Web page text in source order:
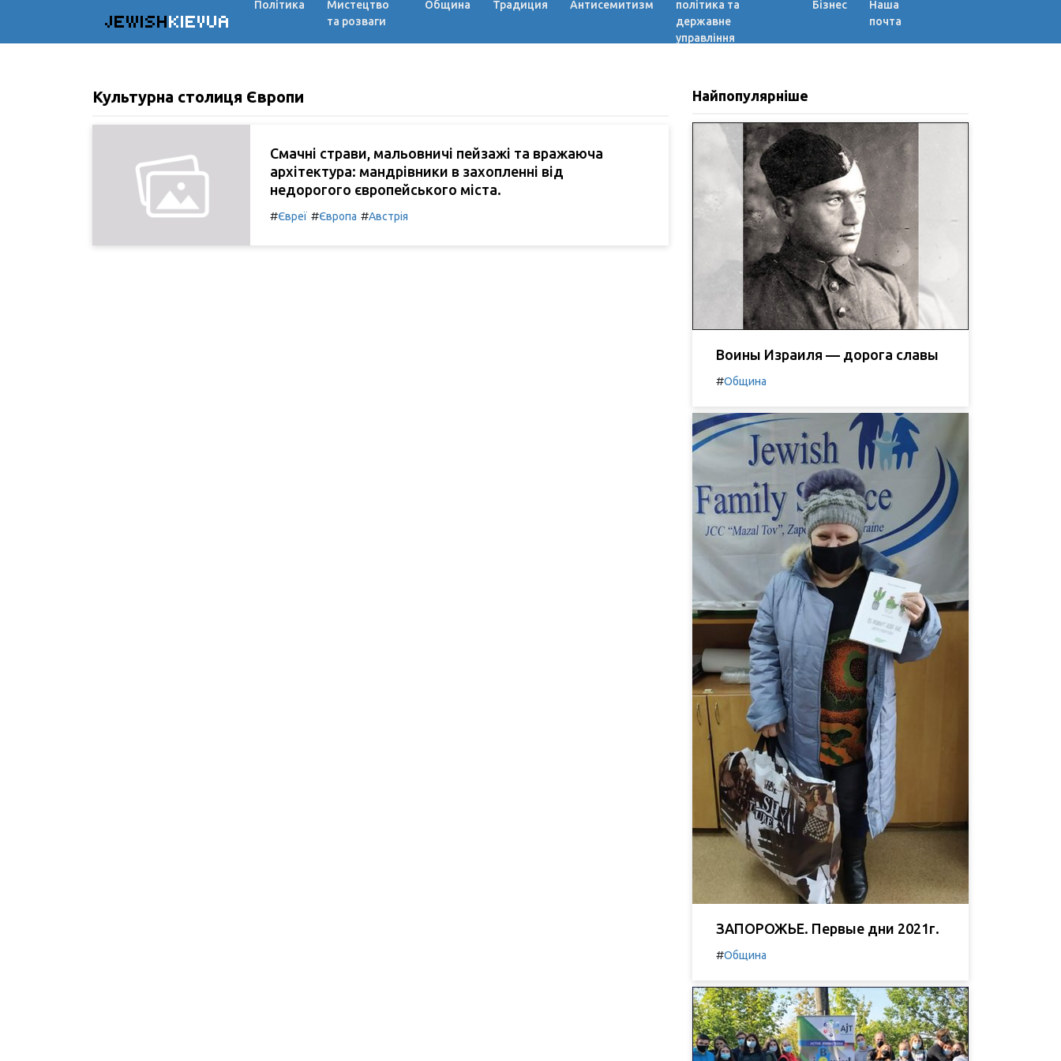
JEWISHKIEVUA
Політика
Мистецтво
та розваги
Община Традиция Антисемитизм
політика та
державне
управління
Бізнес
Наша
почта
Культурна столиця Європи
Смачні страви, мальовничі пейзажі та вражаюча
архітектура: мандрівники в захопленні від
недорогого європейського міста.
#Євреї #Європа #Австрія
Найпопулярніше
Воины Израиля — дорога славы
#Община
ЗАПОРОЖЬЕ. Первые дни 2021г.
#Община